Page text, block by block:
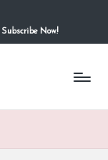
Subscribe Now!